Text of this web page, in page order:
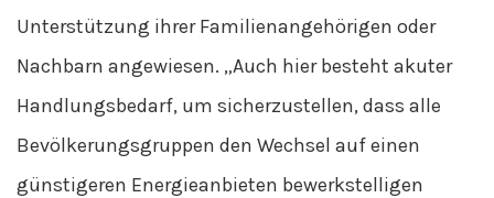
Unterstützung ihrer Familienangehörigen oder
Nachbarn angewiesen. „Auch hier besteht akuter
Handlungsbedarf, um sicherzustellen, dass alle
Bevölkerungsgruppen den Wechsel auf einen
günstigeren Energieanbieten bewerkstelligen